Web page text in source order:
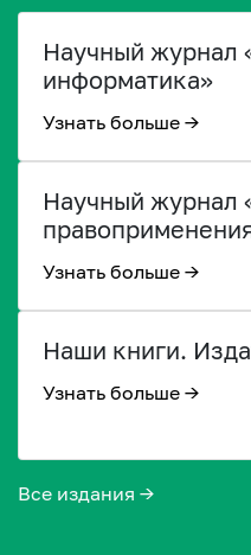
Научный журнал
информатика»
Узнать больше →
Научный журнал
Узнать больше →
Наши книги.
Узнать больше →
Все издания →